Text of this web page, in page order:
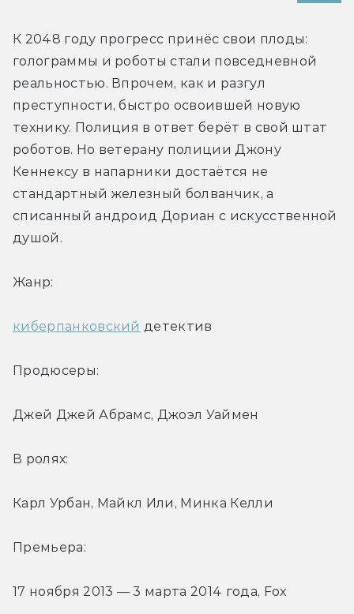
К 2048 году прогресс принёс свои плоды:
голограммы и роботы стали повседневной
реальностью. Впрочем, как и разгул
преступности, быстро освоившей новую
технику. Полиция в ответ берёт в свой штат
роботов. Но ветерану полиции Джону
Кеннексу в напарники достаётся не
стандартный железный болванчик, а
списанный андроид Дориан с искусственной
душой.
Жанр:
киберпанковский детектив
Продюсеры:
Джей Джей Абрамс, Джоэл Уаймен
В ролях:
Карл Урбан, Майкл Или, Минка Келли
Премьера:
17 ноября 2013 — 3 марта 2014 года, Fox